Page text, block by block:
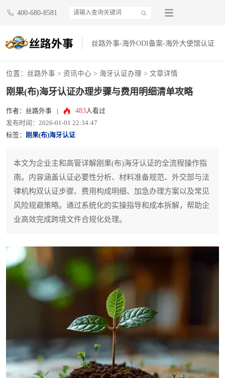
400-680-8581
丝路外事-海外ODI备案-海外大使馆认证
位置： 丝路外事 > 资讯中心 > 海牙认证办理 > 文章详情
刚果(布)海牙认证办理步骤与费用明细清单攻略
作者：丝路外事 483人看过
发布时间：2026-01-01 22:34:47
标签：
刚果(布)海牙认证
本文为企业主和高管详解刚果(布)海牙认证的全流程操作指
南。内容涵盖认证必要性分析、材料准备规范、外交部与法
律机构双认证步骤、费用构成明细、加急办理方案以及常见
风险规避策略。通过系统化的实操指导和成本拆解，帮助企
业高效完成跨境文件合规化处理。